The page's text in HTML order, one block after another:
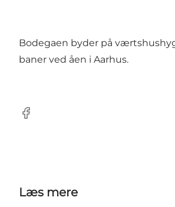
Bodegaen byder på
baner ved åen i Aarhus.
Facebook
Læs mere